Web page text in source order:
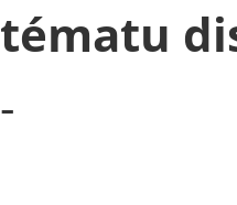
tématu
-